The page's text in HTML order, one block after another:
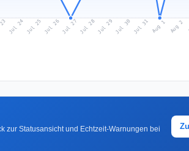
Jul 24 Jul 25 Jul 26Jul 27 Jul 28Jul 29 Jul 30 Jul 31 Aug 1 Aug 2
Statusansicht und Echtzeit-Warnungen bei